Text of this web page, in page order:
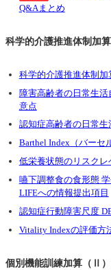
Q&Aまとめ
科学的介護推進体制加
科学的介護推進体制
障害高齢者の日常生
意点
認知症高齢者の日常
Barthel Index（バーセ
低栄養状態のリスク
嚥下調整食の食形態
LIFEへの情報提出項目
認知症行動障害尺度
Vitality Indexの評価
個別機能訓練加算（Ⅱ